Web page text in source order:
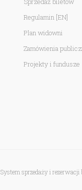
Regulamin [EN]
Plan widowni
Zamówienia
Projekty i fundusze
System sprzedaży i rezerwacji